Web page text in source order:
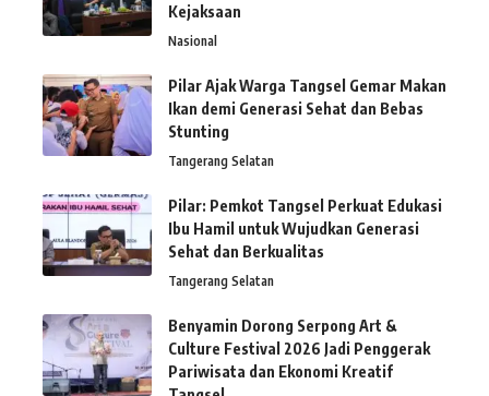
Kejaksaan
Nasional
Pilar Ajak Warga Tangsel Gemar Makan
Ikan demi Generasi Sehat dan Bebas
Stunting
Tangerang Selatan
Pilar: Pemkot Tangsel Perkuat Edukasi
Ibu Hamil untuk Wujudkan Generasi
Sehat dan Berkualitas
Tangerang Selatan
Benyamin Dorong Serpong Art &
Culture Festival 2026 Jadi Penggerak
Pariwisata dan Ekonomi Kreatif